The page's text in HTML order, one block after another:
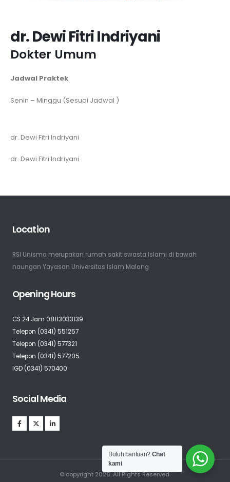
dr. Dewi Fitri Indriyani
Dokter Umum
Jadwal Praktek
Senin – Minggu (Sesuai Jadwal )
dr. Dewi Fitri Indriyani
dr. Dewi Fitri Indriyani
Location
RSI Unisma merupakan rumah sakit swasta Islami di bawah
naungan Yayasan Universitas Islam Malang
Opening Hours
CS 24 Jam 08113033139
Telepon (0341) 551257
Telepon (0341) 577321
Telepon (0341) 577205
IGD (0341) 570400
Social Media
© copyright 2026. All Rights Reserved.
Butuh bantuan? Chat
kami